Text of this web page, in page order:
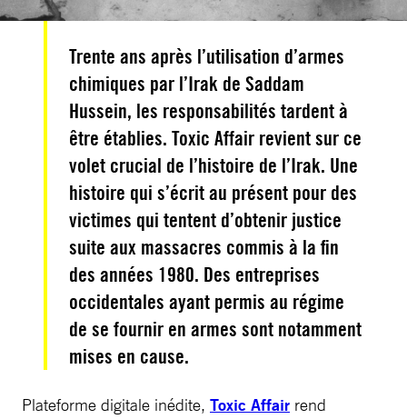
Trente ans après l’utilisation d’armes
chimiques par l’Irak de Saddam
Hussein, les responsabilités tardent à
être établies. Toxic Affair revient sur ce
volet crucial de l’histoire de l’Irak. Une
histoire qui s’écrit au présent pour des
victimes qui tentent d’obtenir justice
suite aux massacres commis à la fin
des années 1980. Des entreprises
occidentales ayant permis au régime
de se fournir en armes sont notamment
mises en cause.
Plateforme digitale inédite, Toxic Affair rend